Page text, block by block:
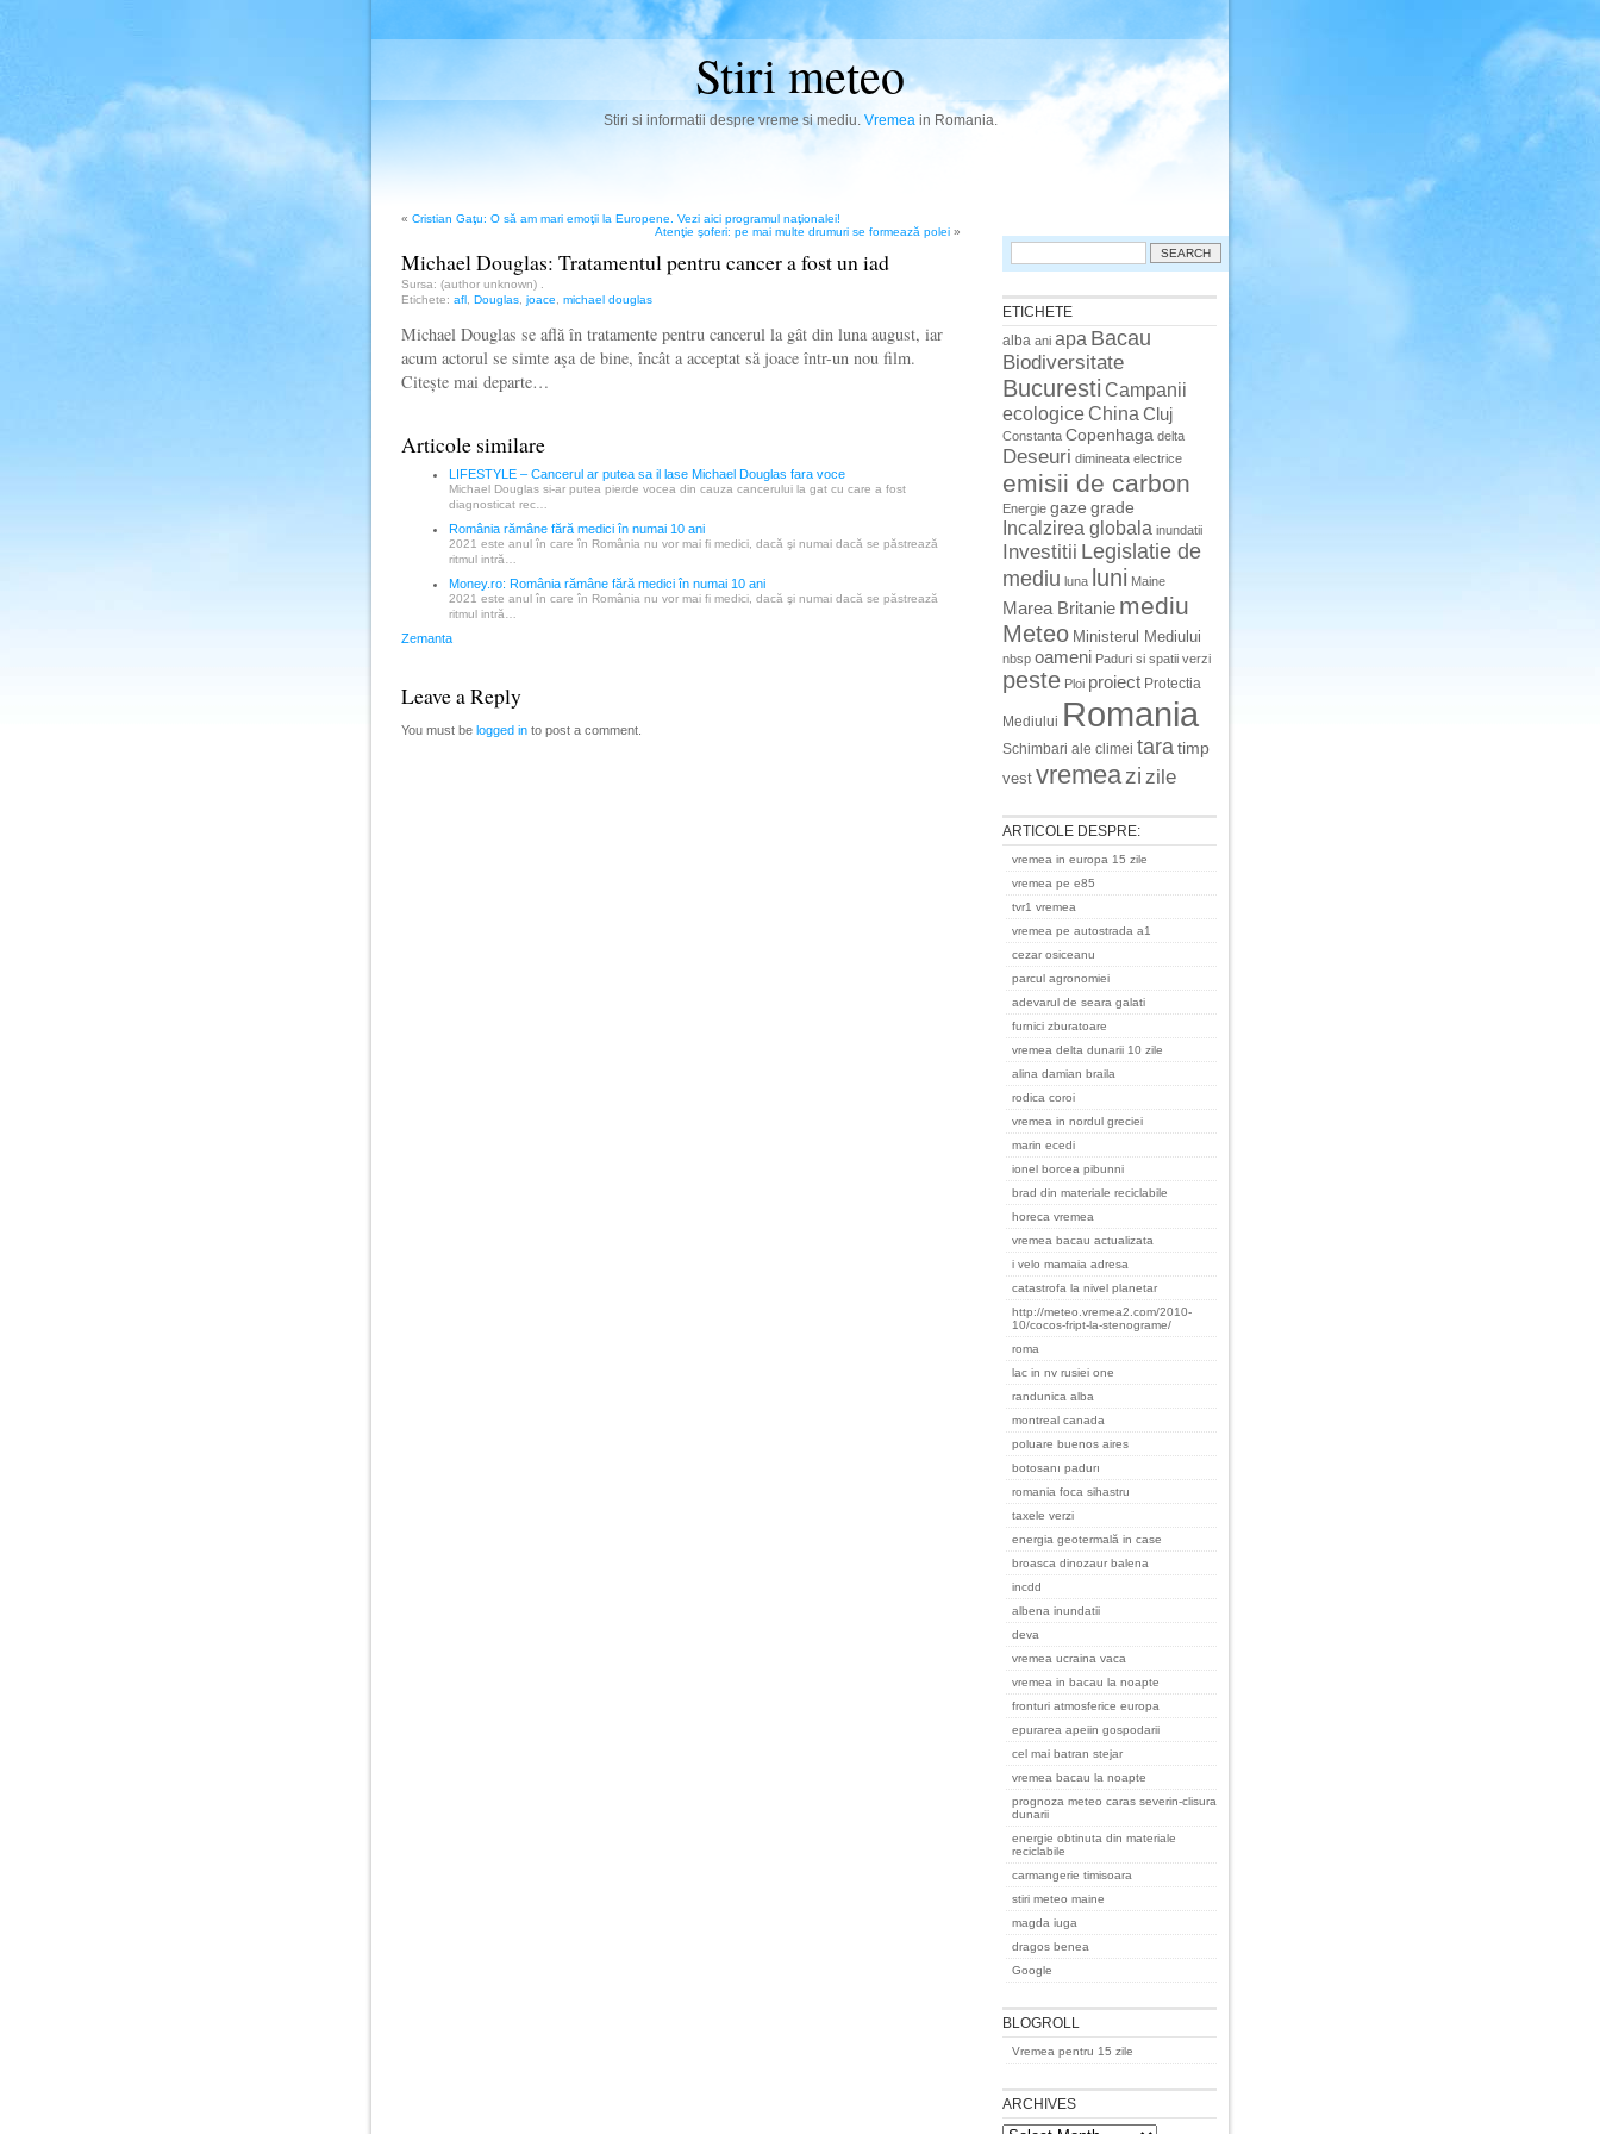
Stiri meteo
Stiri si informatii despre vreme si mediu. Vremeain Romania.
« Cristian Gaţu: O să am mari emoţii la Europene. Vezi aici programul naţionalei!
Atenţie şoferi: pe mai multe drumuri se formează polei »
Michael Douglas: Tratamentul pentru cancer a fost un iad
Sursa: (author unknown)
Etichete: afl Douglas joace michael douglas
Michael Douglas se află în tratamente pentru cancerul la gât din luna august, iar
acum actorul se simte aşa de bine, încât a acceptat să joace într-un nou film.
Citește mai departe…
Articole similare
LIFESTYLE – Cancerul ar putea sa il lase Michael Douglas fara voce
Michael Douglas si-ar putea pierde vocea din cauza cancerului la gat cu care a fost
diagnosticat rec…
România rămâne fără medici în numai 10 ani
2021 este anul în care în România nu vor mai fi medici, dacă şi numai dacă se păstrează
ritmul intră…
Money.ro: România rămâne fără medici în numai 10 ani
2021 este anul în care în România nu vor mai fi medici, dacă şi numai dacă se păstrează
ritmul intră…
Zemanta
Leave a Reply
You must be logged in to post a comment.
Search
ETICHETE
alba ani apa Bacau
Biodiversitate
Bucuresti Campanii
ecologiceChina Cluj
Constanta Copenhaga delta
Deseuri dimineata electrice
emisii de carbon
Energie gaze grade
Incalzirea globala inundatii
Investitii Legislatie de
mediu luna luni Maine
Marea Britanie mediu
Meteo Ministerul Mediului
nbsp oameni Paduri si spatii verzi
peste Ploi proiect Protectia
Mediului Romania
Schimbari ale climei taratimp
vest vremeazi zile
ARTICOLE DESPRE:
vremea in europa 15 zile
vremea pe e85
tvr1 vremea
vremea pe autostrada a1
cezar osiceanu
parcul agronomiei
adevarul de seara galati
furnici zburatoare
vremea delta dunarii 10 zile
alina damian braila
rodica coroi
vremea in nordul greciei
marin ecedi
ionel borcea pibunni
brad din materiale reciclabile
horeca vremea
vremea bacau actualizata
i velo mamaia adresa
catastrofa la nivel planetar
http://meteo.vremea2.com/2010-
10/cocos-fript-la-stenograme/
roma
lac in nv rusiei one
randunica alba
montreal canada
poluare buenos aires
botosanı padurı
romania foca sihastru
taxele verzi
energia geotermală in case
broasca dinozaur balena
incdd
albena inundatii
deva
vremea ucraina vaca
vremea in bacau la noapte
fronturi atmosferice europa
epurarea apeiin gospodarii
cel mai batran stejar
vremea bacau la noapte
prognoza meteo caras severin-clisura
dunarii
energie obtinuta din materiale
reciclabile
carmangerie timisoara
stiri meteo maine
magda iuga
dragos benea
Google
BLOGROLL
Vremea pentru 15 zile
ARCHIVES
Archives